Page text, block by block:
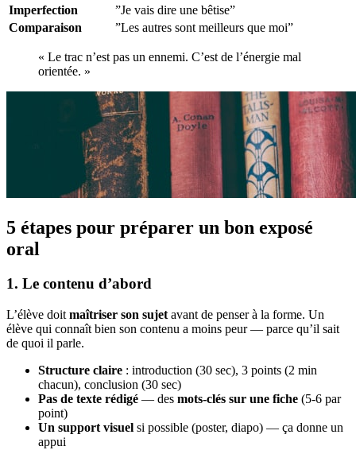
Imperfection
”Je vais dire une bêtise”
Comparaison
”Les autres sont meilleurs que moi”
« Le trac n’est pas un ennemi. C’est de l’énergie mal
orientée. »
5 étapes pour préparer un bon exposé
oral
1. Le contenu d’abord
L’élève doit maîtriser son sujet avant de penser à la forme. Un
élève qui connaît bien son contenu a moins peur — parce qu’il sait
de quoi il parle.
Structure claire : introduction (30 sec), 3 points (2 min
chacun), conclusion (30 sec)
Pas de texte rédigé — des mots-clés sur une fiche (5-6 par
point)
Un support visuel si possible (poster, diapo) — ça donne un
appui